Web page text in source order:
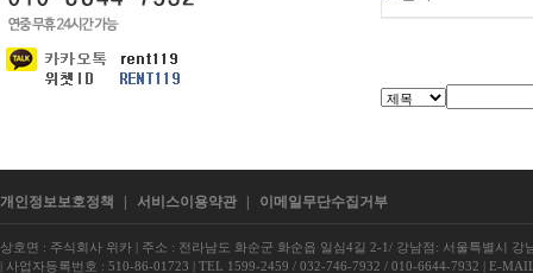
개인정보보호정책 서비스이용약관 이메일무단수집거부
상호면 : 주식회사 위카 | 주소 : 전라남도 화순군 화순읍 일심4길 2-1/ 강남점: 서울특별시 강
| 사업자등록번호 : 510-86-01723 | TEL 1599-2459 / 032-746-7932 / 010-6644-7932 | E-